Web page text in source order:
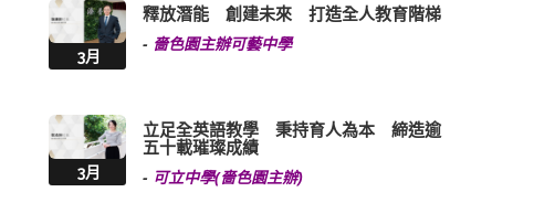
3月
釋放潛能 創建未來 打造全人教育階梯
- 嗇色園主辦可藝中學
3月
立足全英語教學 秉持育人為本 締造逾
五十載璀璨成績
- 可立中學(嗇色園主辦)